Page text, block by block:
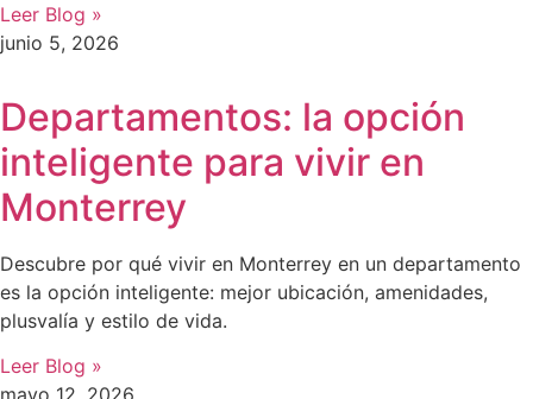
Leer Blog »
junio 5, 2026
Departamentos: la opción
inteligente para vivir en
Monterrey
Descubre por qué vivir en Monterrey en un departamento
es la opción inteligente: mejor ubicación, amenidades,
plusvalía y estilo de vida.
Leer Blog »